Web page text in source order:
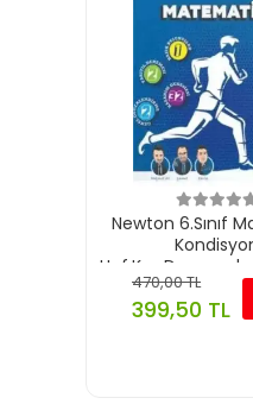
Newton 6.Sınıf
2025-26
470,00 TL
399,50 TL